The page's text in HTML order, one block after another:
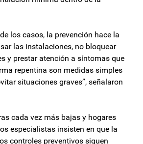
los casos, la prevención hace la
las instalaciones, no bloquear
y prestar atención a síntomas que
repentina son medidas simples
situaciones graves”, señalaron
cada vez más bajas y hogares
especialistas insisten en que la
controles preventivos siguen